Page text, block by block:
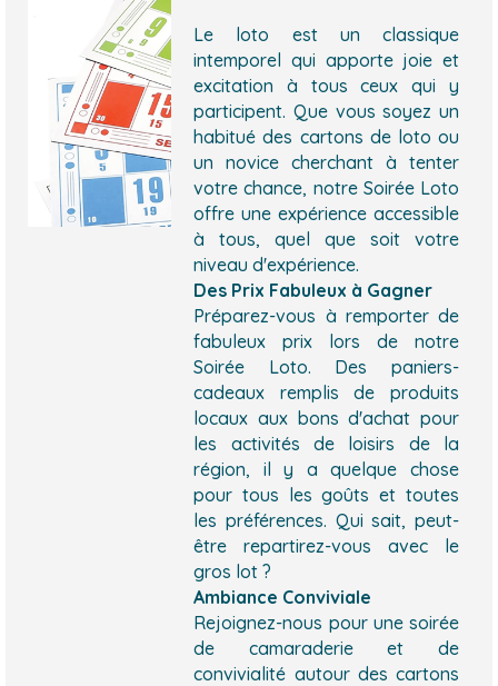
Le loto est un classique
intemporel qui apporte joie et
excitation à tous ceux qui y
participent. Que vous soyez un
habitué des cartons de loto ou
un novice cherchant à tenter
votre chance, notre Soirée Loto
offre une expérience accessible
à tous, quel que soit votre
niveau d'expérience.
Des Prix Fabuleux à Gagner
Préparez-vous à remporter de
fabuleux prix lors de notre
Soirée Loto. Des paniers-
cadeaux remplis de produits
locaux aux bons d'achat pour
les activités de loisirs de la
région, il y a quelque chose
pour tous les goûts et toutes
les préférences. Qui sait, peut-
être repartirez-vous avec le
gros lot ?
Ambiance Conviviale
Rejoignez-nous pour une soirée
de camaraderie et de
convivialité autour des cartons